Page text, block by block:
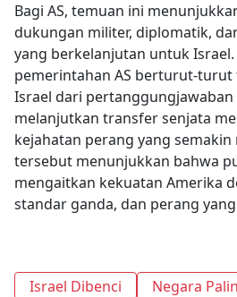
Bagi AS, temuan ini
dukungan militer, diplomatik,
yang berkelanjutan untuk
pemerintahan AS berturut-
Israel dari pertanggungjawaban
melanjutkan transfer senjata
kejahatan perang yang
tersebut menunjukkan bahwa
mengaitkan kekuatan Amerika
standar ganda, dan perang
Israel Dibenci Negara